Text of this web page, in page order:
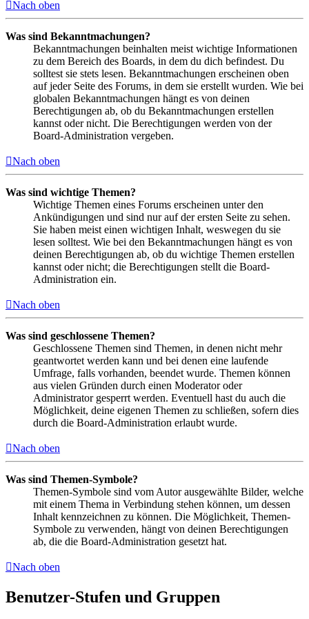
Nach oben
Was sind Bekanntmachungen?
Bekanntmachungen beinhalten meist wichtige Informationen
zu dem Bereich des Boards, in dem du dich befindest. Du
solltest sie stets lesen. Bekanntmachungen erscheinen oben
auf jeder Seite des Forums, in dem sie erstellt wurden. Wie bei
globalen Bekanntmachungen hängt es von deinen
Berechtigungen ab, ob du Bekanntmachungen erstellen
kannst oder nicht. Die Berechtigungen werden von der
Board-Administration vergeben.
Nach oben
Was sind wichtige Themen?
Wichtige Themen eines Forums erscheinen unter den
Ankündigungen und sind nur auf der ersten Seite zu sehen.
Sie haben meist einen wichtigen Inhalt, weswegen du sie
lesen solltest. Wie bei den Bekanntmachungen hängt es von
deinen Berechtigungen ab, ob du wichtige Themen erstellen
kannst oder nicht; die Berechtigungen stellt die Board-
Administration ein.
Nach oben
Was sind geschlossene Themen?
Geschlossene Themen sind Themen, in denen nicht mehr
geantwortet werden kann und bei denen eine laufende
Umfrage, falls vorhanden, beendet wurde. Themen können
aus vielen Gründen durch einen Moderator oder
Administrator gesperrt werden. Eventuell hast du auch die
Möglichkeit, deine eigenen Themen zu schließen, sofern dies
durch die Board-Administration erlaubt wurde.
Nach oben
Was sind Themen-Symbole?
Themen-Symbole sind vom Autor ausgewählte Bilder, welche
mit einem Thema in Verbindung stehen können, um dessen
Inhalt kennzeichnen zu können. Die Möglichkeit, Themen-
Symbole zu verwenden, hängt von deinen Berechtigungen
ab, die die Board-Administration gesetzt hat.
Nach oben
Benutzer-Stufen und Gruppen